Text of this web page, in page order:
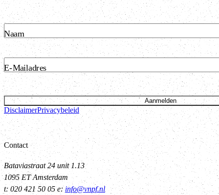
Naam
E-Mailadres
Aanmelden
DisclaimerPrivacybeleid
Contact
Bataviastraat 24 unit 1.13
1095 ET Amsterdam
t: 020 421 50 05 e: info@vnpf.nl